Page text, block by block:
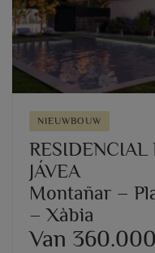
NIEUWBOUW
RESIDENCIAL
JÁVEA
Montañar –
– Xàbia
Van